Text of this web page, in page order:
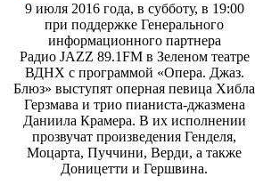
9 июля 2016 года, в субботу, в 19:00
при поддержке Генерального
информационного партнера
Радио JAZZ 89.1FMв Зеленом театре
ВДНХ с программой «Опера. Джаз.
Блюз» выступят оперная певица Хибла
Герзмава и трио пианиста-джазмена
Даниила Крамера. В их исполнении
прозвучат произведения Генделя,
Моцарта, Пуччини, Верди, а также
Доницетти и Гершвина.